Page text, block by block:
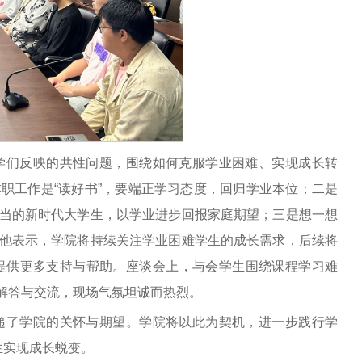
反映的共性问题，围绕如何克服学业困难、实现成长转
工作是“读好书”，要端正学习态度，回归学业本位；二是
的新时代大学生，以学业进步回报家庭期望；三是想一想
表示，学院将持续关注学业困难学生的成长需求，后续将
更多支持与帮助。座谈会上，与会学生围绕课程学习难
与交流，现场气氛坦诚而热烈。
学院的关怀与期望。学院将以此为契机，进一步践行学
现成长蜕变。